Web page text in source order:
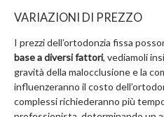
VARIAZIONI DI PREZZO
I prezzi dell’ortodonzia fissa
base a diversi fattori, vediamoli
gravità della malocclusione e la
influenzeranno il costo
complessi richiederanno più